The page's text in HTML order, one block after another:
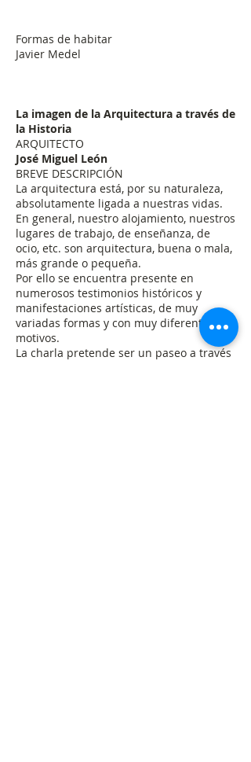
Formas de habitar
Javier Medel
La imagen de la Arquitectura a través de
la Historia
ARQUITECTO
José Miguel León
BREVE DESCRIPCIÓN
La arquitectura está, por su naturaleza,
absolutamente ligada a nuestras vidas.
En general, nuestro alojamiento, nuestros
lugares de trabajo, de enseñanza, de
ocio, etc. son arquitectura, buena o mala,
más grande o pequeña.
Por ello se encuentra presente en
numerosos testimonios históricos y
manifestaciones artísticas, de muy
variadas formas y con muy diferentes
motivos.
La charla pretende ser un paseo a través